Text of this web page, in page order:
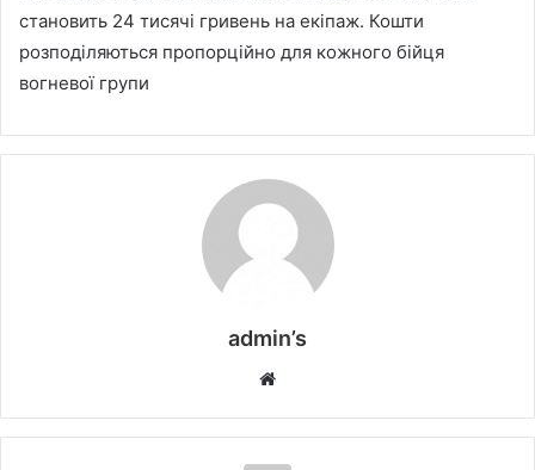
становить 24 тисячі гривень на екіпаж. Кошти
розподіляються пропорційно для кожного бійця
вогневої групи
admin’s
b
s